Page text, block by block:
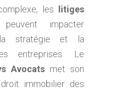
les
litiges
impacter
la stratégie et la
entreprises. Le
Avocats met son
immobilier des